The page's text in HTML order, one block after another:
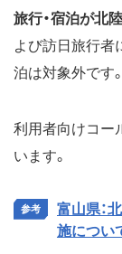
旅行・宿泊が北
よび訪日旅行者
泊は対象外です。
利用者向けコー
います。
富山県：
施につい